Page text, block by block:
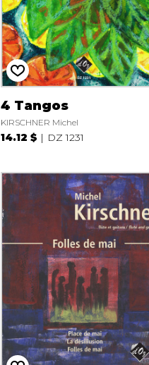
4 Tangos
KIRSCHNER Michel
14.12 $ DZ 1231